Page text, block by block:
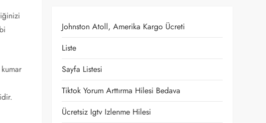
Johnston Atoll, Amerika Kargo Ücreti
Liste
Sayfa Listesi
Tiktok Yorum Arttırma Hilesi Bedava
Ücretsiz Igtv Izlenme Hilesi